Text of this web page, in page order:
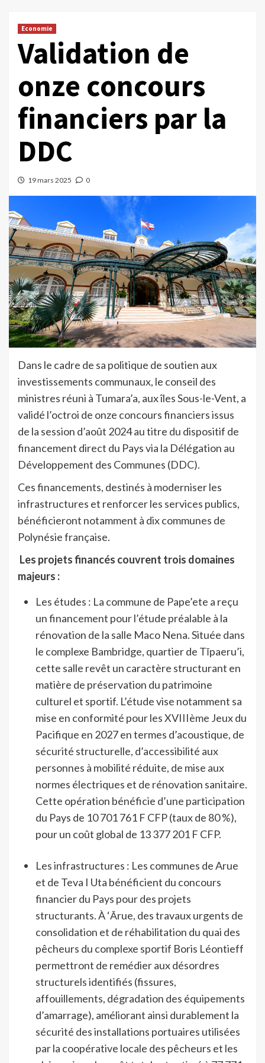
Economie
Validation de
onze concours
financiers par la
DDC
19 mars 2025 0
Dans le cadre de sa politique de soutien aux
investissements communaux, le conseil des
ministres réuni à Tumara’a, aux îles Sous-le-Vent, a
validé l’octroi de onze concours financiers issus
de la session d’août 2024 au titre du dispositif de
financement direct du Pays via la Délégation au
Développement des Communes (DDC).
Ces financements, destinés à moderniser les
infrastructures et renforcer les services publics,
bénéficieront notamment à dix communes de
Polynésie française.
Les projets financés couvrent trois domaines
majeurs :
Les études : La commune de Pape’ete a reçu
un financement pour l’étude préalable à la
rénovation de la salle Maco Nena. Située dans
le complexe Bambridge, quartier de Tīpaeru’i,
cette salle revêt un caractère structurant en
matière de préservation du patrimoine
culturel et sportif. L’étude vise notamment sa
mise en conformité pour les XVIIIème Jeux du
Pacifique en 2027 en termes d’acoustique, de
sécurité structurelle, d’accessibilité aux
personnes à mobilité réduite, de mise aux
normes électriques et de rénovation sanitaire.
Cette opération bénéficie d’une participation
du Pays de 10 701 761 F CFP (taux de 80 %),
pour un coût global de 13 377 201 F CFP.
Les infrastructures : Les communes de Arue
et de Teva I Uta bénéficient du concours
financier du Pays pour des projets
structurants.À ‘Ārue, des travaux urgents de
consolidation et de réhabilitation du quai des
pêcheurs du complexe sportif Boris Léontieff
permettront de remédier aux désordres
structurels identifiés (fissures,
affouillements, dégradation des équipements
d’amarrage), améliorant ainsi durablement la
sécurité des installations portuaires utilisées
par la coopérative locale des pêcheurs et les